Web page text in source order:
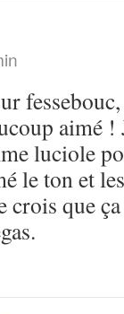
aimé !
luciole
le ton et
crois que